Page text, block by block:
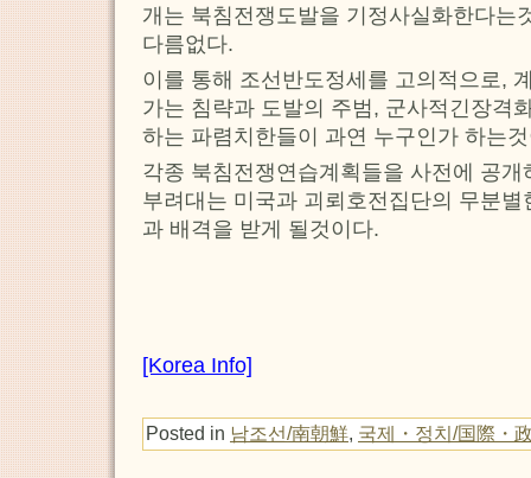
개는 북침전쟁도발을 기정사실화한다는
다름없다.
이를 통해 조선반도정세를 고의적으로,
가는 침략과 도발의 주범, 군사적긴장격
하는 파렴치한들이 과연 누구인가 하는
각종 북침전쟁연습계획들을 사전에 공
부려대는 미국과 괴뢰호전집단의 무분
과 배격을 받게 될것이다.
[Korea Info]
Posted in 남조선/南朝鮮, 국제・정치/国際・